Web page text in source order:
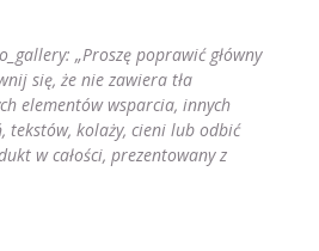
„Proszę poprawić główny
się, że nie zawiera tła
elementów wsparcia, innych
tekstów, kolaży, cieni lub odbić
w całości, prezentowany z